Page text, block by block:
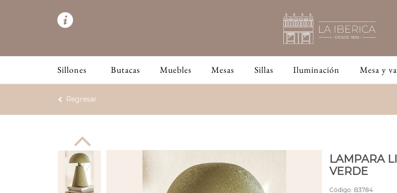
Sillones Butacas Muebles Mesas Sillas Iluminación Mesa y
Regresar
LAMPARA
VERDE
Código: B3784